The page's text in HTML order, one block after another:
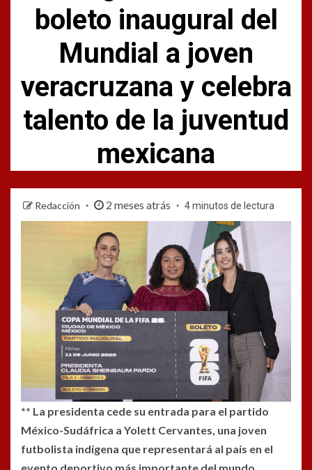
boleto inaugural del
Mundial a joven
veracruzana y celebra
talento de la juventud
mexicana
Redacción 2 meses atrás 4 minutos de lectura
** La presidenta cede su entrada para el partido
México-Sudáfrica a Yolett Cervantes, una joven
futbolista indígena que representará al país en el